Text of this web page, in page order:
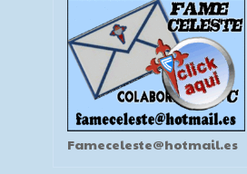
Fameceleste@hotmail.es